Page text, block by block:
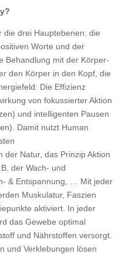
die drei Hauptebenen: die
Worte und der
Behandlung mit der Körper-
den Körper in den Kopf, die
Die Effizienz
von fokussierter Aktion
und intelligenten Pausen
Damit nutzt Human
der Natur, das Prinzip Aktion
der Wach- und
& Entspannung, … Mit jeder
Muskulatur, Faszien
aktiviert. In jeder
das Gewebe optimal
und Nährstoffen versorgt.
und Verklebungen lösen